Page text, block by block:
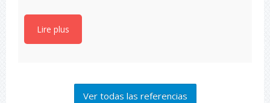
Lire plus
Ver todas las referencias